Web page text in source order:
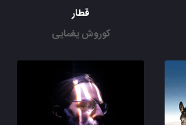
قطار
کوروش یغمایی